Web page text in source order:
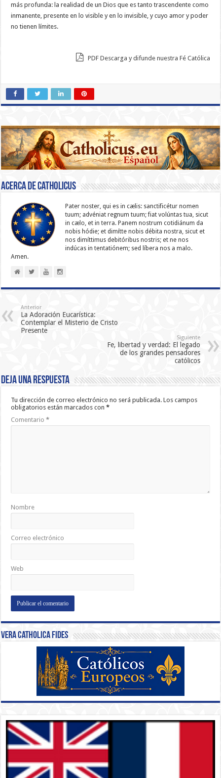
más profunda: la realidad de un Dios que es tanto trascendente como
inmanente, presente en lo visible y en lo invisible, y cuyo amor y poder
no tienen límites.
PDF Descarga y difunde nuestra Fé Católica
Acerca de catholicus
Pater noster, qui es in cælis: sanc­ti­ficétur nomen
tuum; advéniat regnum tuum; fiat volúntas tua, sicut
in cælo, et in terra. Panem nostrum cotidiánum da
nobis hódie; et dimítte nobis débita nostra, sicut et
nos dimíttimus debitóribus nostris; et ne nos
indúcas in ten­ta­tiónem; sed líbera nos a malo.
Amen.
Anterior
La Adoración Eucarística:
Contemplar el Misterio de Cristo
Presente
Siguiente
Fe, libertad y verdad: El legado
de los grandes pensadores
católicos
Deja una respuesta
Tu dirección de correo electrónico no será publicada. Los campos
obligatorios están marcados con*
Comentario*
Nombre
Correo electrónico
Web
Vera Catholica Fides